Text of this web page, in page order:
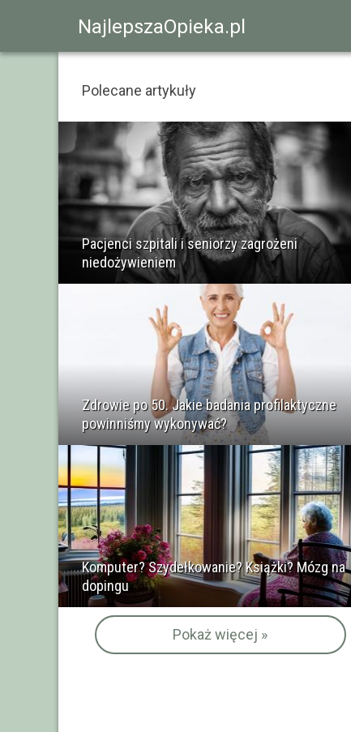
NajlepszaOpieka.pl
Polecane artykuły
Pacjenci szpitali i seniorzy zagrożeni
niedożywieniem
Zdrowie po 50. Jakie badania profilaktyczne
powinniśmy wykonywać?
Komputer? Szydełkowanie? Książki? Mózg na
dopingu
Pokaż więcej »